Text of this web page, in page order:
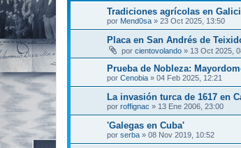
Tradiciones agrícolas en
por Mend0sa » 23 Oct 2025, 13:50
Placa en San Andrés de
por cientovolando » 13 Oct 2025,
Prueba de Nobleza:
por Cenobia » 04 Feb 2025, 12:21
La invasión turca de 1617 en
por roffignac » 13 Ene 2006, 23:00
'Galegas en Cuba'
por serba » 08 Nov 2019, 10:52